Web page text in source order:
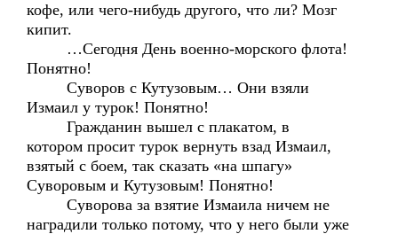
кофе, или чего-нибудь другого, что ли? Мозг
кипит.
…Сегодня День военно-морского флота!
Понятно!
Суворов с Кутузовым… Они взяли
Измаил у турок! Понятно!
Гражданин вышел с плакатом, в
котором просит турок вернуть взад Измаил,
взятый с боем, так сказать «на шпагу»
Суворовым и Кутузовым! Понятно!
Суворова за взятие Измаила ничем не
наградили только потому, что у него были уже